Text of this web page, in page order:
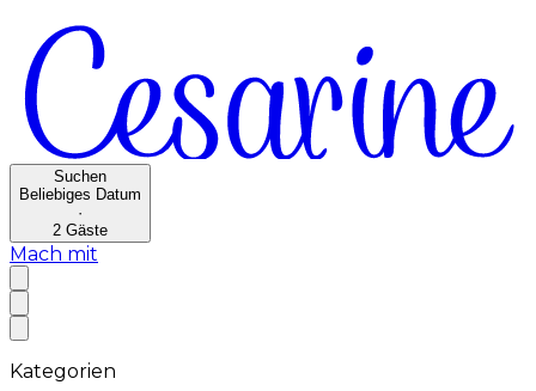
Suchen
Beliebiges Datum
·
2 Gäste
Mach mit
Kategorien